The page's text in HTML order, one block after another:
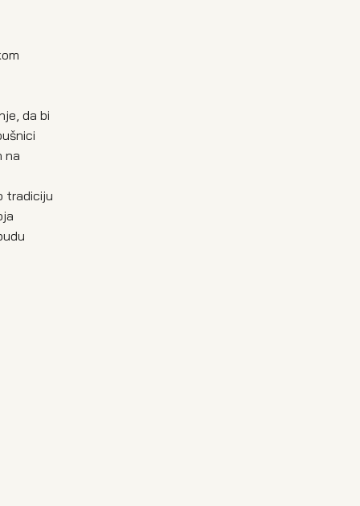
da bi
na
tradiciju